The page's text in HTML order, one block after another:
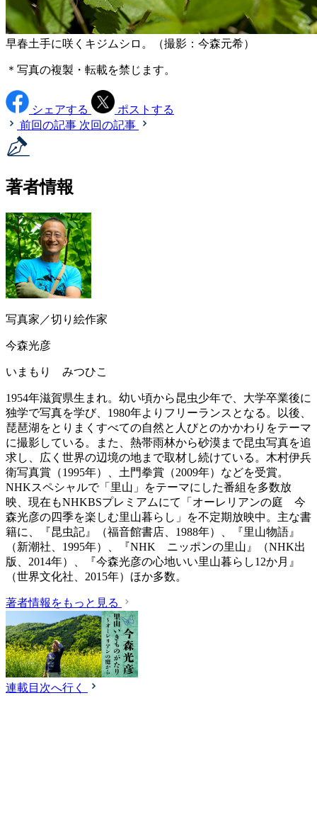
早春土手に咲くキジムシロ。（撮影：今森元希）
＊写真の複製・転載を禁じます。
シェアする
ポストする
前回の記事 次回の記事
著者情報
写真家／切り絵作家
今森光彦
いまもり みつひこ
1954年滋賀県生まれ。幼い頃から昆虫少年で、大学卒業後に
独学で写真を学び、1980年よりフリーランスとなる。以後、
琵琶湖をとりまくすべての自然と人びとのかかわりをテーマ
に撮影している。また、熱帯雨林から砂漠まで昆虫写真を追
求し、広く世界の辺境の地まで取材し続けている。木村伊兵
衛写真賞（1995年）、土門拳賞（2009年）などを受賞。
NHKスペシャルで「里山」をテーマにした番組を多数放
映、現在もNHKBSプレミアムにて「オーレリアンの庭 今
森光彦の四季を楽しむ里山暮らし」を不定期放映中。主な書
籍に、『昆虫記』（福音館書店、1988年）、『里山物語』
（新潮社、1995年）、『NHK ニッポンの里山』（NHK出
版、2014年）、『今森光彦の心地いい里山暮らし12か月』
（世界文化社、2015年）ほか多数。
著者情報をもっと見る
連載目次へ行く